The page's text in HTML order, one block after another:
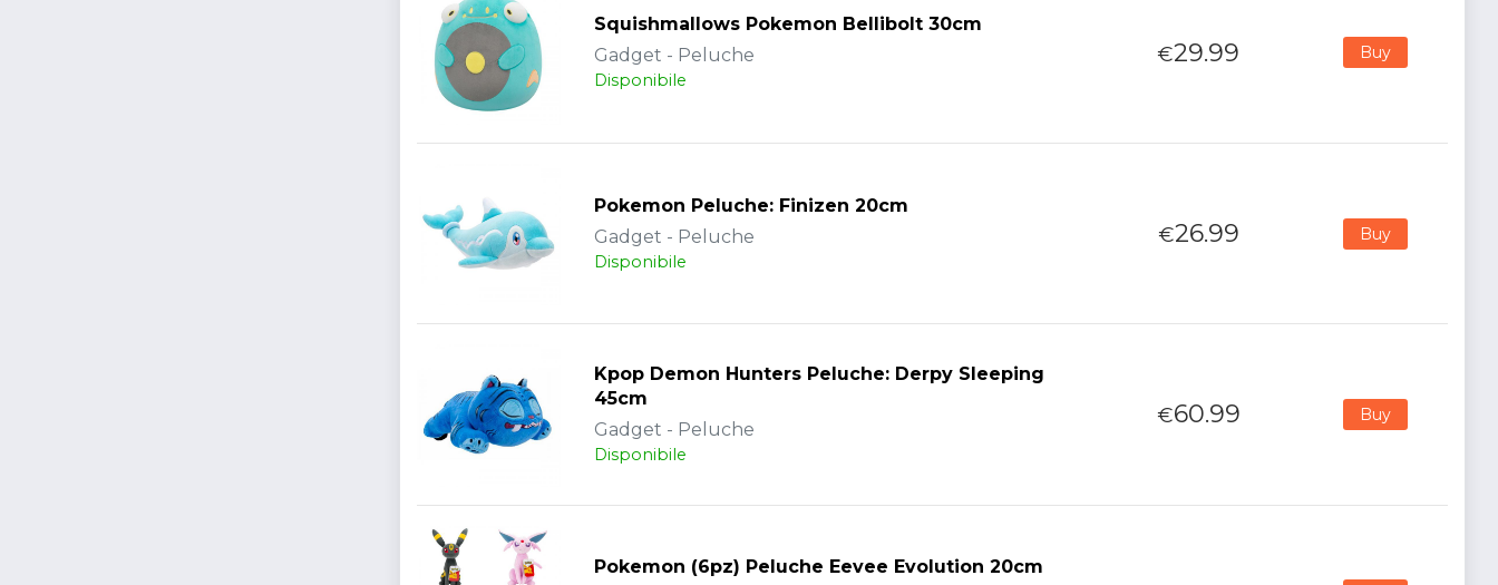
Squishmallows Pokemon Bellibolt 30cm
Gadget - Peluche
Disponibile
€29.99 Buy
Pokemon Peluche: Finizen 20cm
Gadget - Peluche
Disponibile
€26.99 Buy
Kpop Demon Hunters Peluche: Derpy Sleeping
45cm
Gadget - Peluche
Disponibile
€60.99 Buy
Pokemon (6pz) Peluche Eevee Evolution 20cm